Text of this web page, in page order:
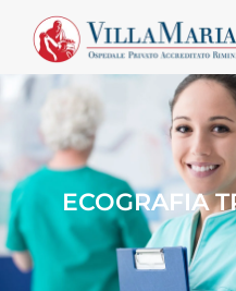
ECOGRAFIA